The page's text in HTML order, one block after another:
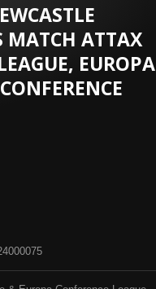
MATCH ATTAX
EUROPA